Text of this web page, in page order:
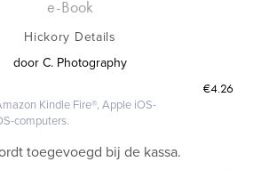
e-Book
Hickory Details
door C. Photography
€4.26
Kindle Fire®, Apple iOS-
computers.
toegevoegd bij de kassa.